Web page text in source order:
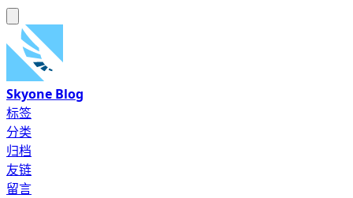
Skyone Blog
标签
分类
归档
友链
留言